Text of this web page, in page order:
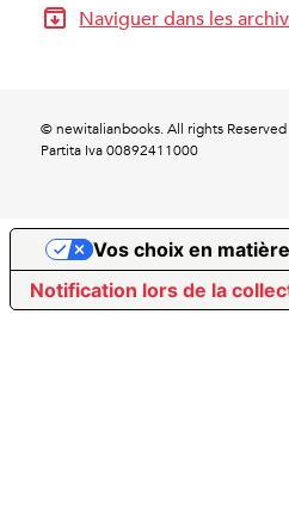
Naviguer dans les
© newitalianbooks. All rights Reserved
Partita Iva 00892411000
Notification lors de la
Vos choix en